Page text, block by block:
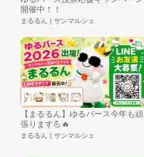
開催中！！
まるるん | サンマルシェ
【まるるん】ゆるバース今年も頑
張ります💪🔥
まるるん | サンマルシェ